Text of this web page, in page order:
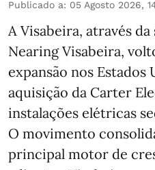
Publicado a: 05 Agosto 2026,
A Visabeira, através
Nearing Visabeira,
expansão nos Estados
aquisição da Carter
instalações elétricas
O movimento
principal motor de